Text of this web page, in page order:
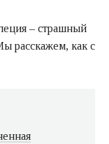
– страшный
расскажем, как с